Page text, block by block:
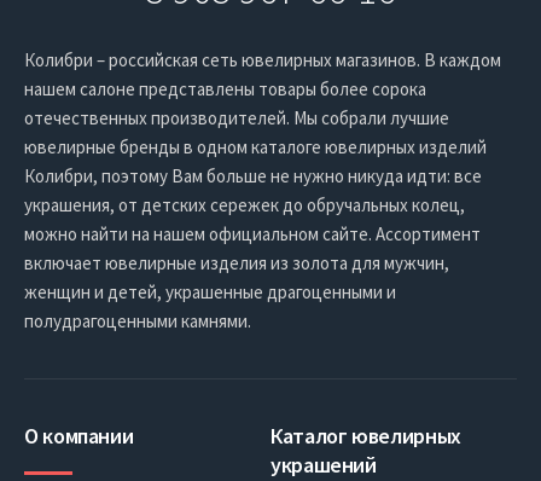
Колибри – российская сеть ювелирных магазинов. В каждом
нашем салоне представлены товары более сорока
отечественных производителей. Мы собрали лучшие
ювелирные бренды в одном каталоге ювелирных изделий
Колибри, поэтому Вам больше не нужно никуда идти: все
украшения, от детских сережек до обручальных колец,
можно найти на нашем официальном сайте. Ассортимент
включает ювелирные изделия из золота для мужчин,
женщин и детей, украшенные драгоценными и
полудрагоценными камнями.
О компании
Каталог ювелирных
украшений